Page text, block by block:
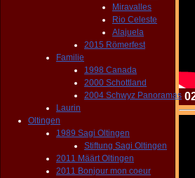
Miravalles
Rio Celeste
Alajuela
2015 Römerfest
Familie
1998 Canada
2000 Schottland
2004 Schwyz Panoramas
Laurin
Oltingen
1989 Sagi Oltingen
Stiftung Sagi Oltingen
2011 Määrt Oltingen
2011 Bonjour mon coeur
02